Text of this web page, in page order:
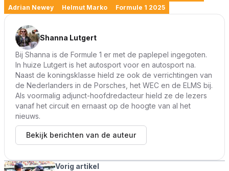
Adrian Newey
Helmut Marko Formule 1 2025
Shanna Lutgert
Bij Shanna is de Formule 1 er met de paplepel ingegoten.
In huize Lutgert is het autosport voor en autosport na.
Naast de koningsklasse hield ze ook de verrichtingen van
de Nederlanders in de Porsches, het WEC en de ELMS bij.
Als voormalig adjunct-hoofdredacteur hield ze de lezers
vanaf het circuit en ernaast op de hoogte van al het
nieuws.
Bekijk berichten van de auteur
Vorig artikel